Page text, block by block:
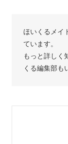
ほいくるメイ
ています。
もっと詳しく
くる編集部も